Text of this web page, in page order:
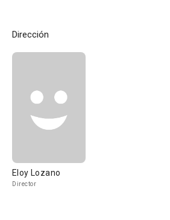
Dirección
Eloy Lozano
Director